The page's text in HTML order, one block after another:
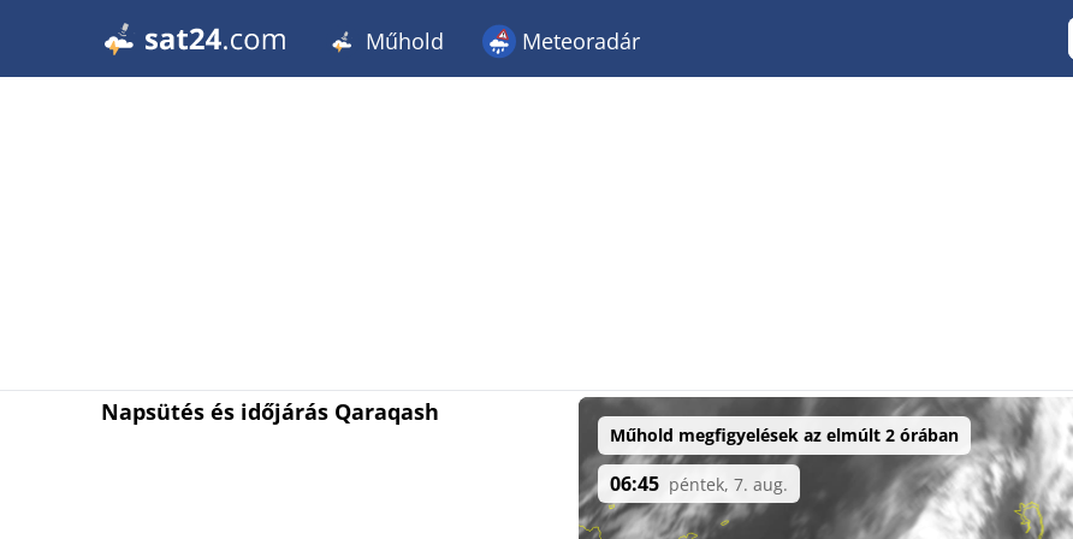
Műhold Meteoradár
Napsütés és időjárás Qaraqash
Műhold megfigyelések az elmúlt 2 órában
06:45 péntek, 7. aug.